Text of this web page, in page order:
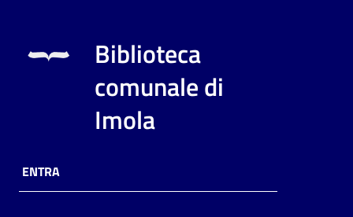
Biblioteca
comunale di
Imola
ENTRA